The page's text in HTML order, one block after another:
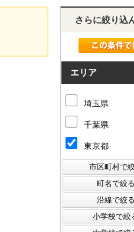
さらに絞り込
エリア
埼玉県
千葉県
東京都